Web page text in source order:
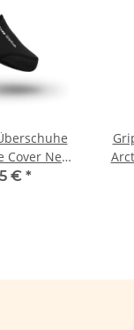
Cover Next
€ *